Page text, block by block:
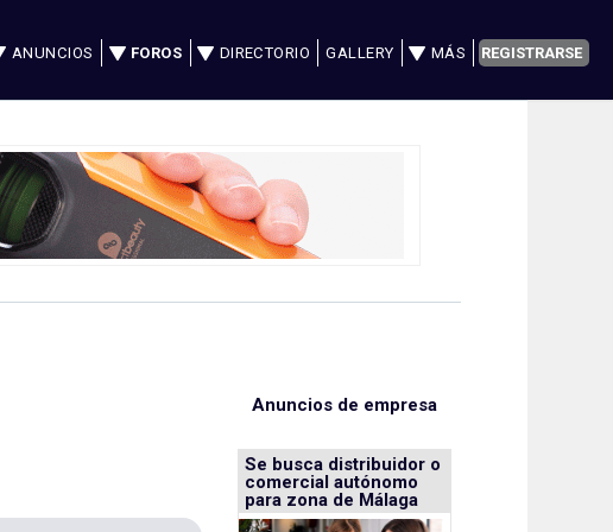
ANUNCIOS FOROS DIRECTORIO GALLERY MÁS REGISTRARSE
Anuncios de empresa
Se busca distribuidor o
comercial autónomo
para zona de Málaga